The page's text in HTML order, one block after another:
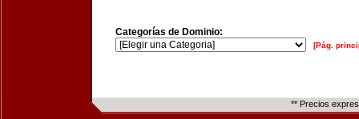
Categorías de Dominio:
[Pág.
** Precios